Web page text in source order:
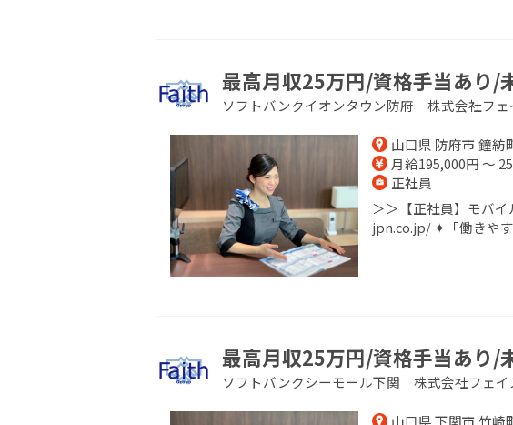
最高月収25万円/資格手当あり/
ソフトバンクイオンタウン防府 株式会社フェ
山口県 防府市 鐘紡
月給195,000円 ～
正社員
＞＞【正社員】モバ
jpn.co.jp/ ✦「働きや
最高月収25万円/資格手当あり/
ソフトバンクシーモール下関 株式会社フェイ
山口県 下関市 竹